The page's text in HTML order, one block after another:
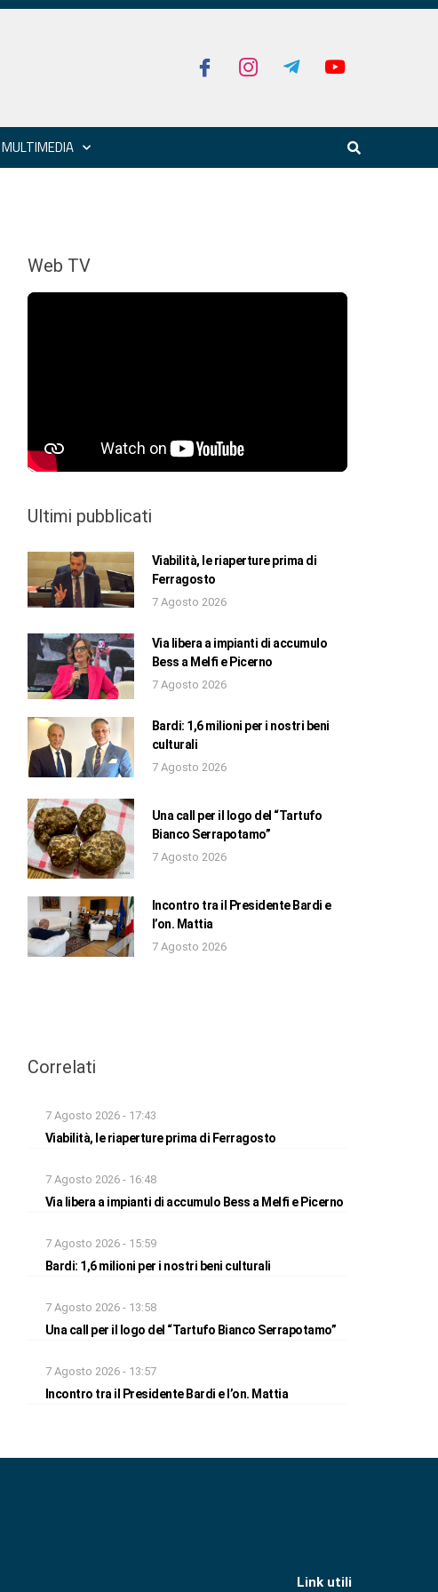
MULTIMEDIA
Web TV
Ultimi pubblicati
Viabilità, le riaperture prima di
Ferragosto
7 Agosto 2026
Via libera a impianti di accumulo
Bess a Melfi e Picerno
7 Agosto 2026
Bardi: 1,6 milioni per i nostri beni
culturali
7 Agosto 2026
Una call per il logo del “Tartufo
Bianco Serrapotamo”
7 Agosto 2026
Incontro tra il Presidente Bardi e
l’on. Mattia
7 Agosto 2026
Correlati
7 Agosto 2026 - 17:43
Viabilità, le riaperture prima di Ferragosto
7 Agosto 2026 - 16:48
Via libera a impianti di accumulo Bess a Melfi e Picerno
7 Agosto 2026 - 15:59
Bardi: 1,6 milioni per i nostri beni culturali
7 Agosto 2026 - 13:58
Una call per il logo del “Tartufo Bianco Serrapotamo”
7 Agosto 2026 - 13:57
Incontro tra il Presidente Bardi e l’on. Mattia
Link utili